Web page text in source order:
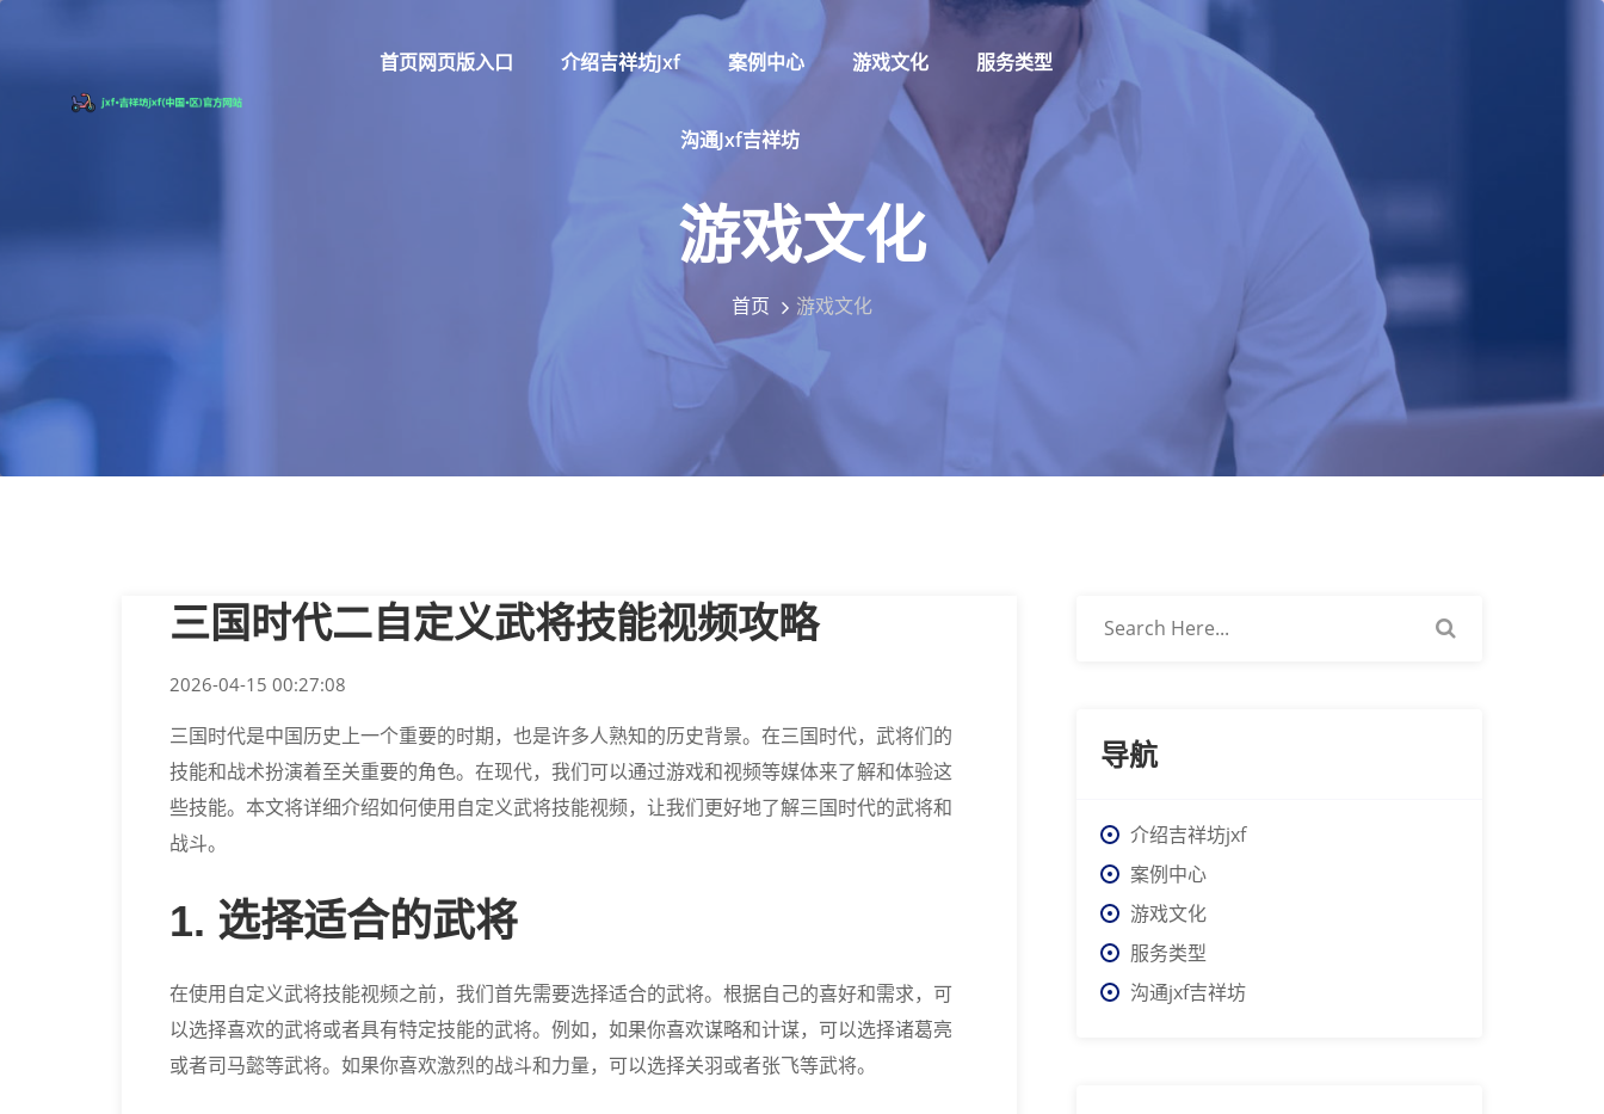
首页网页版入口 介绍吉祥坊jxf 案例中心 游戏文化 服务类型
沟通jxf吉祥坊
游戏文化
首页 游戏文化
三国时代二自定义武将技能视频攻略
2026-04-15 00:27:08
三国时代是中国历史上一个重要的时期，也是许多人熟知的历史背景。在三国时代，武将们的
技能和战术扮演着至关重要的角色。在现代，我们可以通过游戏和视频等媒体来了解和体验这
些技能。本文将详细介绍如何使用自定义武将技能视频，让我们更好地了解三国时代的武将和
战斗。
1. 选择适合的武将
在使用自定义武将技能视频之前，我们首先需要选择适合的武将。根据自己的喜好和需求，可
以选择喜欢的武将或者具有特定技能的武将。例如，如果你喜欢谋略和计谋，可以选择诸葛亮
或者司马懿等武将。如果你喜欢激烈的战斗和力量，可以选择关羽或者张飞等武将。
导航
介绍吉祥坊jxf
案例中心
游戏文化
服务类型
沟通jxf吉祥坊